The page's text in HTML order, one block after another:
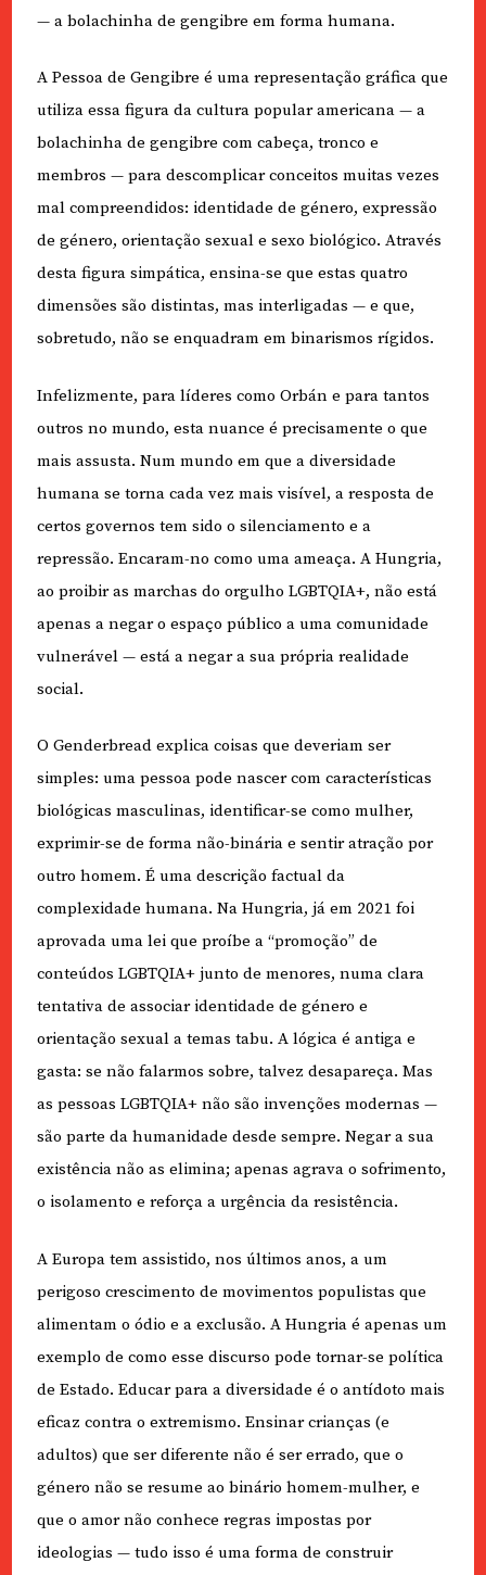
— a bolachinha de gengibre em forma humana.
A Pessoa de Gengibre é uma representação gráfica que
utiliza essa figura da cultura popular americana — a
bolachinha de gengibre com cabeça, tronco e
membros — para descomplicar conceitos muitas vezes
mal compreendidos: identidade de género, expressão
de género, orientação sexual e sexo biológico. Através
desta figura simpática, ensina-se que estas quatro
dimensões são distintas, mas interligadas — e que,
sobretudo, não se enquadram em binarismos rígidos.
Infelizmente, para líderes como Orbán e para tantos
outros no mundo, esta nuance é precisamente o que
mais assusta. Num mundo em que a diversidade
humana se torna cada vez mais visível, a resposta de
certos governos tem sido o silenciamento e a
repressão. Encaram-no como uma ameaça. A Hungria,
ao proibir as marchas do orgulho LGBTQIA+, não está
apenas a negar o espaço público a uma comunidade
vulnerável — está a negar a sua própria realidade
social.
O Genderbread explica coisas que deveriam ser
simples: uma pessoa pode nascer com características
biológicas masculinas, identificar-se como mulher,
exprimir-se de forma não-binária e sentir atração por
outro homem. É uma descrição factual da
complexidade humana. Na Hungria, já em 2021 foi
aprovada uma lei que proíbe a “promoção” de
conteúdos LGBTQIA+ junto de menores, numa clara
tentativa de associar identidade de género e
orientação sexual a temas tabu. A lógica é antiga e
gasta: se não falarmos sobre, talvez desapareça. Mas
as pessoas LGBTQIA+ não são invenções modernas —
são parte da humanidade desde sempre. Negar a sua
existência não as elimina; apenas agrava o sofrimento,
o isolamento e reforça a urgência da resistência.
A Europa tem assistido, nos últimos anos, a um
perigoso crescimento de movimentos populistas que
alimentam o ódio e a exclusão. A Hungria é apenas um
exemplo de como esse discurso pode tornar-se política
de Estado. Educar para a diversidade é o antídoto mais
eficaz contra o extremismo. Ensinar crianças (e
adultos) que ser diferente não é ser errado, que o
género não se resume ao binário homem-mulher, e
que o amor não conhece regras impostas por
ideologias — tudo isso é uma forma de construir